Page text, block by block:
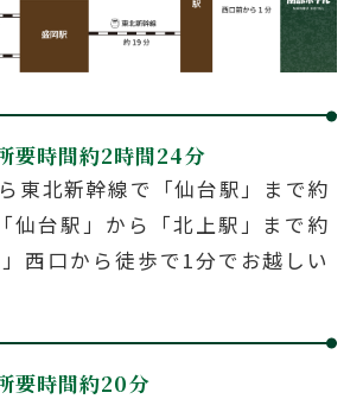
要時間約2時間24分
東北新幹線で「仙台駅」まで約
仙台駅」から「北上駅」まで約
西口から徒歩で1分でお越しい
要時間約20分